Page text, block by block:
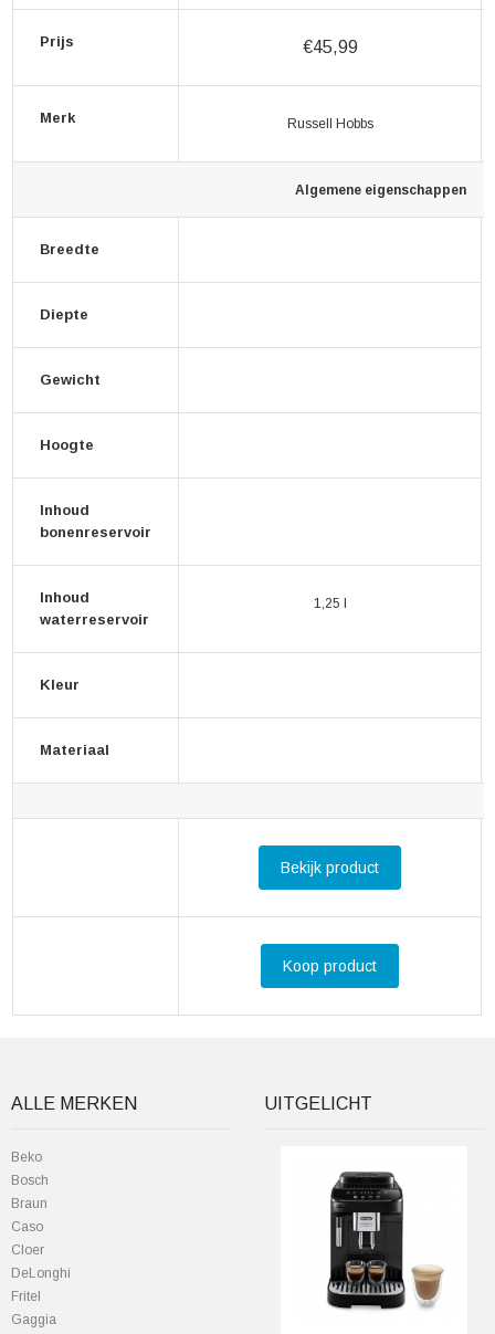
Prijs €45,99
Merk Russell Hobbs
Algemene eigenschappen
Breedte
Diepte
Gewicht
Hoogte
Inhoud
bonenreservoir
Inhoud
waterreservoir
1,25 l
Kleur
Materiaal
Bekijk product
Koop product
ALLE MERKEN
Beko
Bosch
Braun
Caso
Cloer
DeLonghi
Fritel
Gaggia
UITGELICHT